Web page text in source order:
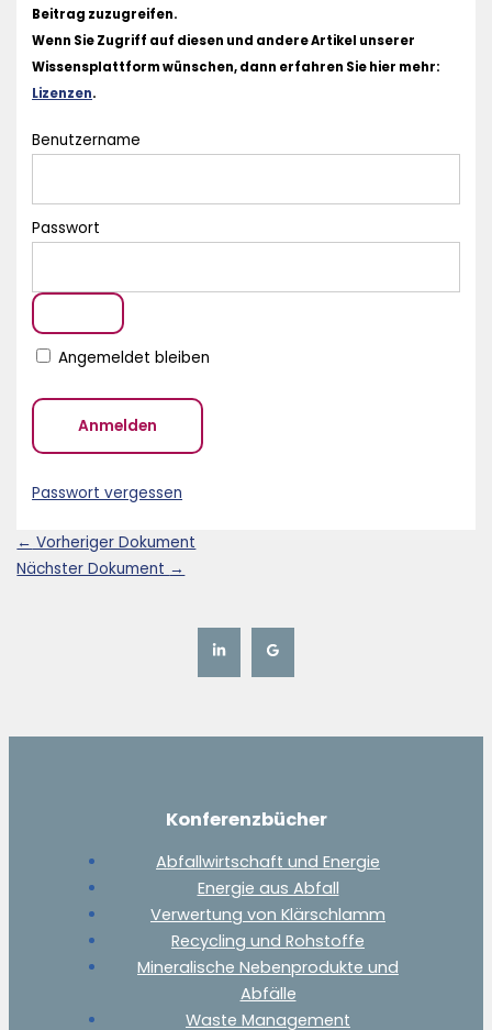
Beitrag zuzugreifen.
Wenn Sie Zugriff auf diesen und andere Artikel unserer
Wissensplattform wünschen, dann erfahren Sie hier mehr:
Lizenzen.
Benutzername
Passwort
Angemeldet bleiben
Passwort vergessen
← Vorheriger Dokument
Nächster Dokument →
Konferenzbücher
Abfallwirtschaft und Energie
Energie aus Abfall
Verwertung von Klärschlamm
Recycling und Rohstoffe
Mineralische Nebenprodukte und
Abfälle
Waste Management